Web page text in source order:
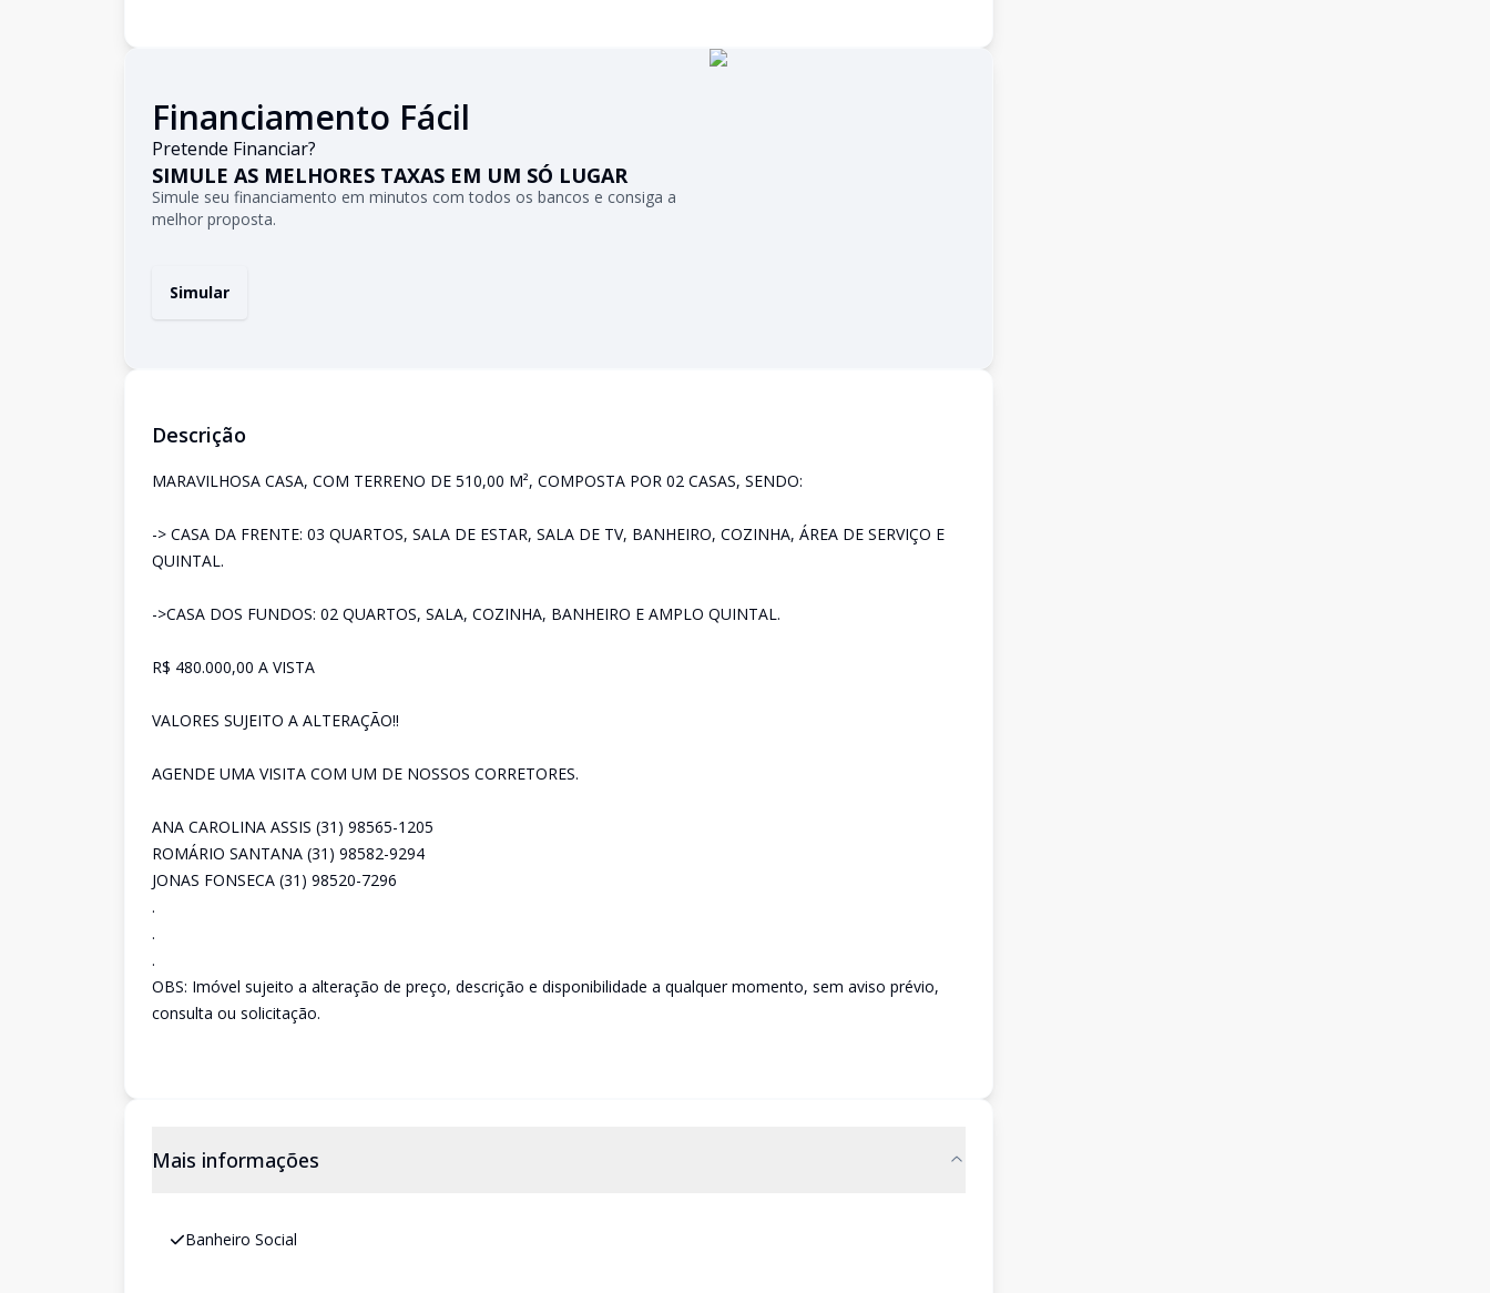
Financiamento Fácil
Pretende Financiar?
SIMULE AS MELHORES TAXAS EM UM SÓ LUGAR
Simule seu financiamento em minutos com todos os bancos e consiga a
melhor proposta.
Simular
Descrição
MARAVILHOSA CASA, COM TERRENO DE 510,00 M², COMPOSTA POR 02 CASAS, SENDO:
-> CASA DA FRENTE: 03 QUARTOS, SALA DE ESTAR, SALA DE TV, BANHEIRO, COZINHA, ÁREA DE SERVIÇO E
QUINTAL.
->CASA DOS FUNDOS: 02 QUARTOS, SALA, COZINHA, BANHEIRO E AMPLO QUINTAL.
R$ 480.000,00 A VISTA
VALORES SUJEITO A ALTERAÇÃO!!
AGENDE UMA VISITA COM UM DE NOSSOS CORRETORES.
ANA CAROLINA ASSIS (31) 98565-1205
ROMÁRIO SANTANA (31) 98582-9294
JONAS FONSECA (31) 98520-7296
.
.
.
OBS: Imóvel sujeito a alteração de preço, descrição e disponibilidade a qualquer momento, sem aviso prévio,
consulta ou solicitação.
Mais informações
Banheiro Social